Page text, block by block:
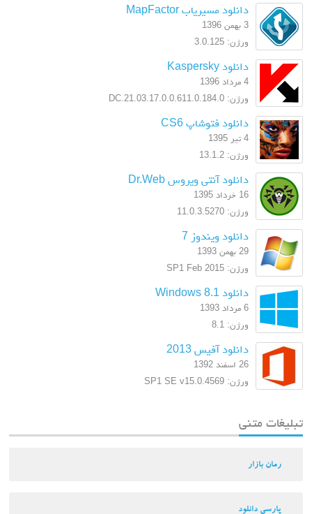
دانلود مسیریاب MapFactor
3 بهمن 1396
ورژن: 3.0.125
دانلود Kaspersky
4 مرداد 1396
ورژن: 17.0.0.611.0.184.0.DC.21.03
دانلود فتوشاپ CS6
4 تیر 1395
ورژن: 13.1.2
دانلود آنتی ویروس Dr.Web
16 خرداد 1395
ورژن: 11.0.3.5270
دانلود ویندوز 7
29 بهمن 1393
ورژن: SP1 Feb 2015
دانلود Windows 8.1
6 مرداد 1393
ورژن: 8.1
دانلود آفیس 2013
26 اسفند 1392
ورژن: SP1 SE v15.0.4569
تبلیغات متنی
رمان بازار
پارسی دانلود